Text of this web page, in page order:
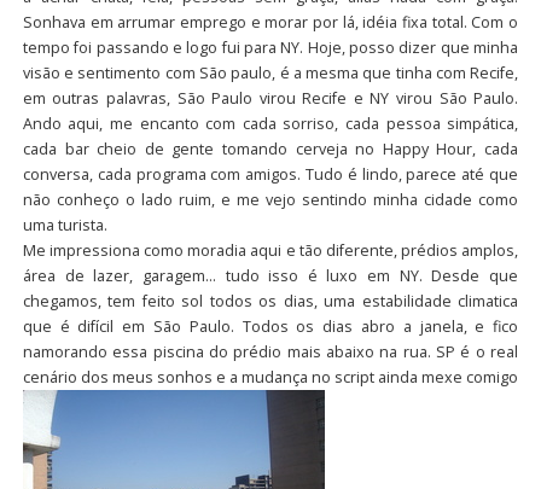
Sonhava em arrumar emprego e morar por lá, idéia fixa total. Com o
tempo foi passando e logo fui para NY. Hoje, posso dizer que minha
visão e sentimento com São paulo, é a mesma que tinha com Recife,
em outras palavras, São Paulo virou Recife e NY virou São Paulo.
Ando aqui, me encanto com cada sorriso, cada pessoa simpática,
cada bar cheio de gente tomando cerveja no Happy Hour, cada
conversa, cada programa com amigos. Tudo é lindo, parece até que
não conheço o lado ruim, e me vejo sentindo minha cidade como
uma turista.
Me impressiona como moradia aqui e tão diferente, prédios amplos,
área de lazer, garagem… tudo isso é luxo em NY. Desde que
chegamos, tem feito sol todos os dias, uma estabilidade climatica
que é difícil em São Paulo. Todos os dias abro a janela, e fico
namorando essa piscina do prédio mais abaixo na rua. SP é o real
cenário dos meus sonhos e a mudança no script ainda mexe comigo